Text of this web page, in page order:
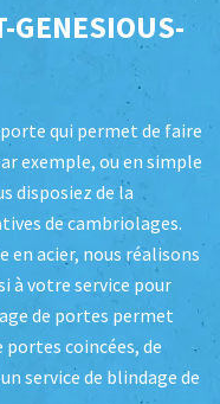
GENESIOUS-
qui permet de faire
exemple, ou en simple
disposiez de la
de cambriolages.
acier, nous réalisons
à votre service pour
de portes permet
portes coincées, de
service de blindage de